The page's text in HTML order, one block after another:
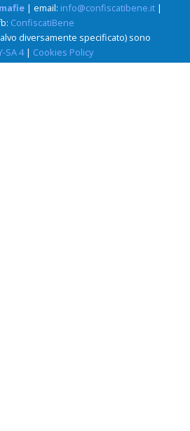
| email: info@confiscatibene.it |
ConfiscatiBene
diversamente specificato) sono
SA 4| Cookies Policy